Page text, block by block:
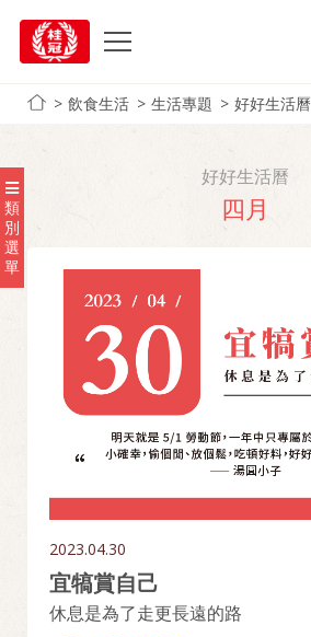
飲食生活 生活專題 好好生活曆
類
別
選
單
好好生活曆
四月
2023.04.30
宜犒賞自己
休息是為了走更長遠的路